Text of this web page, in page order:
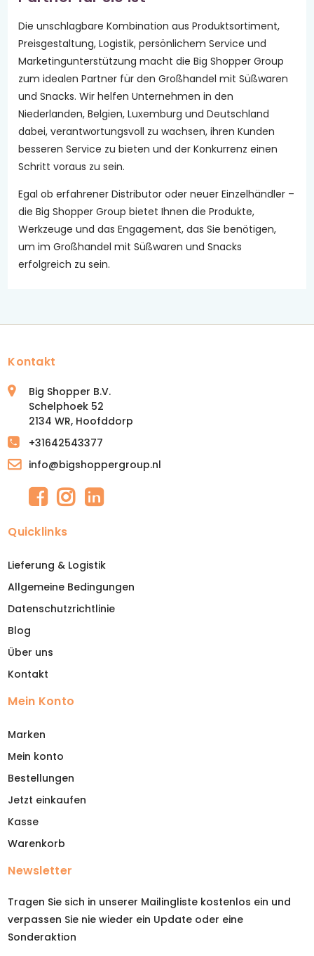
Die unschlagbare Kombination aus Produktsortiment,
Preisgestaltung, Logistik, persönlichem Service und
Marketingunterstützung macht die Big Shopper Group
zum idealen Partner für den Großhandel mit Süßwaren
und Snacks. Wir helfen Unternehmen in den
Niederlanden, Belgien, Luxemburg und Deutschland
dabei, verantwortungsvoll zu wachsen, ihren Kunden
besseren Service zu bieten und der Konkurrenz einen
Schritt voraus zu sein.
Egal ob erfahrener Distributor oder neuer Einzelhändler –
die Big Shopper Group bietet Ihnen die Produkte,
Werkzeuge und das Engagement, das Sie benötigen,
um im Großhandel mit Süßwaren und Snacks
erfolgreich zu sein.
Kontakt
Big Shopper B.V.
Schelphoek 52
2134 WR, Hoofddorp
+31642543377
info@bigshoppergroup.nl
Quicklinks
Lieferung & Logistik
Allgemeine Bedingungen
Datenschutzrichtlinie
Blog
Über uns
Kontakt
Mein Konto
Marken
Mein konto
Bestellungen
Jetzt einkaufen
Kasse
Warenkorb
Newsletter
Tragen Sie sich in unserer Mailingliste kostenlos ein und
verpassen Sie nie wieder ein Update oder eine
Sonderaktion